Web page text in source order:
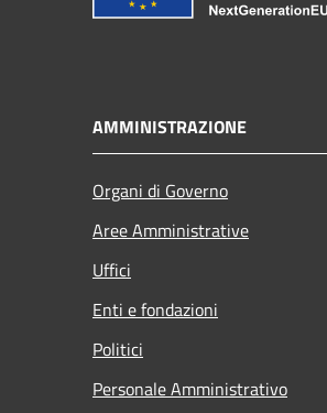
AMMINISTRAZIONE
Organi di Governo
Aree Amministrative
Uffici
Enti e fondazioni
Politici
Personale Amministrativo